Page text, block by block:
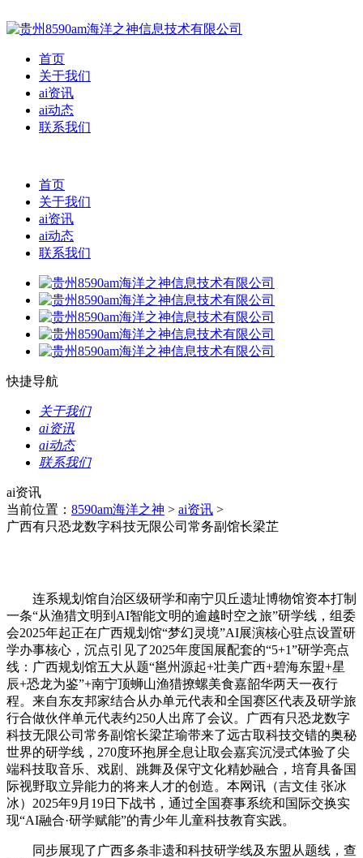
首页
关于我们
ai资讯
ai动态
联系我们
首页
关于我们
ai资讯
ai动态
联系我们
快捷导航
关于我们
ai资讯
ai动态
联系我们
ai资讯
当前位置： 8590am海洋之神 > ai资讯 >
广西有只恐龙数字科技无限公司常务副馆长梁芷
连系规划馆自治区级研学和南宁贝丘遗址博物馆资本打制
一条“从渔猎文明到AI智能文明的逾越时空之旅”研学线，组委
会2025年起正在广西规划馆“梦幻灵境”AI展演核心驻点设置研
学办事核心，沉点引见了2025年度国展配套的“5+1”研学亮点
线：广西规划馆五大从题“邕州源起+壮美广西+碧海东盟+星
辰+恐龙为鉴”+南宁顶蛳山渔猎撩螺美食嘉韶华两天一夜行
程。来自东友邦家结合从办单元代表和全国赛区代表及研学旅
行合做伙伴单元代表约250人出席了会议。广西有只恐龙数字
科技无限公司常务副馆长梁芷瑜带来了远古取科技交错的奥秘
世界的研学线，270度环抱屏全息让取会嘉宾沉浸式体验了尖
端科技取音乐、戏剧、跳舞及保守文化精妙融合，培育具备国
际视野取立异能力的将来人才的创造。本网讯（吉文佳 张冰
冰）2025年9月19日下战书，通过全国赛事系统和国际交换实
现“AI融合·研学赋能”的青少年儿童科技教育实践。
同步展现了广西多条非遗和科技研学线及东盟从题线，查